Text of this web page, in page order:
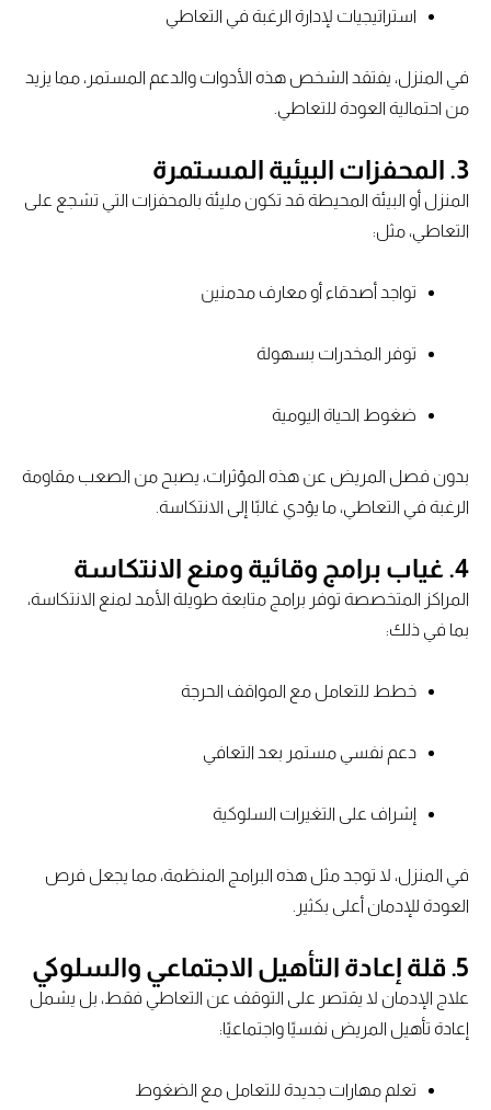
استراتيجيات لإدارة الرغبة في التعاطي
في المنزل، يفتقد الشخص هذه الأدوات والدعم المستمر، مما يزيد
من احتمالية العودة للتعاطي.
3. المحفزات البيئية المستمرة
المنزل أو البيئة المحيطة قد تكون مليئة بالمحفزات التي تشجع على
التعاطي، مثل:
تواجد أصدقاء أو معارف مدمنين
توفر المخدرات بسهولة
ضغوط الحياة اليومية
بدون فصل المريض عن هذه المؤثرات، يصبح من الصعب مقاومة
الرغبة في التعاطي، ما يؤدي غالبًا إلى الانتكاسة.
4. غياب برامج وقائية ومنع الانتكاسة
المراكز المتخصصة توفر برامج متابعة طويلة الأمد لمنع الانتكاسة،
بما في ذلك:
خطط للتعامل مع المواقف الحرجة
دعم نفسي مستمر بعد التعافي
إشراف على التغيرات السلوكية
في المنزل، لا توجد مثل هذه البرامج المنظمة، مما يجعل فرص
العودة للإدمان أعلى بكثير.
5. قلة إعادة التأهيل الاجتماعي والسلوكي
علاج الإدمان لا يقتصر على التوقف عن التعاطي فقط، بل يشمل
إعادة تأهيل المريض نفسيًا واجتماعيًا:
تعلم مهارات جديدة للتعامل مع الضغوط